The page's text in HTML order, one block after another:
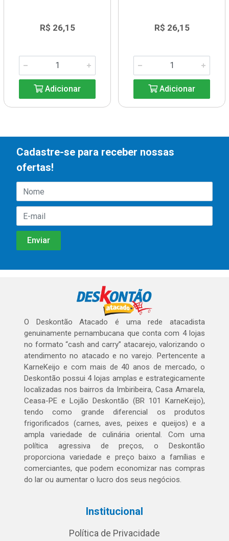
R$ 26,15
Adicionar
R$ 26,15
Adicionar
Cadastre-se para receber nossas
ofertas!
O Deskontão Atacado é uma rede atacadista
genuinamente pernambucana que conta com 4 lojas
no formato “cash and carry” atacarejo, valorizando o
atendimento no atacado e no varejo. Pertencente a
KarneKeijo e com mais de 40 anos de mercado, o
Deskontão possui 4 lojas amplas e estrategicamente
localizadas nos bairros da Imbiribeira, Casa Amarela,
Ceasa-PE e Lojão Deskontão (BR 101 KarneKeijo),
tendo como grande diferencial os produtos
frigorificados (carnes, aves, peixes e queijos) e a
ampla variedade de culinária oriental. Com uma
política agressiva de preços, o Deskontão
proporciona variedade e preço baixo a famílias e
comerciantes, que podem economizar nas compras
do lar ou aumentar o lucro dos seus negócios.
Institucional
Política de Privacidade